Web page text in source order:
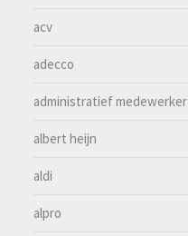
acv
adecco
administratief medewerker
albert heijn
aldi
alpro